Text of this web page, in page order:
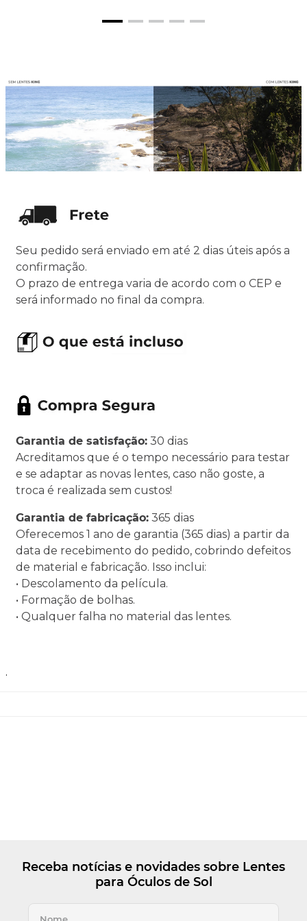
Seu pedido será enviado em até 2 dias úteis após a
confirmação.
O prazo de entrega varia de acordo com o CEP e
será informado no final da compra.
Garantia de satisfação: 30 dias
Acreditamos que é o tempo necessário para testar
e se adaptar as novas lentes, caso não goste, a
troca é realizada sem custos!
Garantia de fabricação: 365 dias
Oferecemos 1 ano de garantia (365 dias) a partir da
data de recebimento do pedido, cobrindo defeitos
de material e fabricação. Isso inclui:
• Descolamento da película.
• Formação de bolhas.
• Qualquer falha no material das lentes.
.
Receba notícias e novidades sobre Lentes
para Óculos de Sol